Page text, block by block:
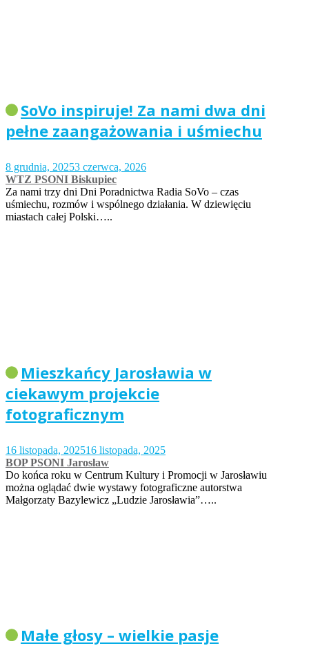
SoVo inspiruje! Za nami dwa dni
pełne zaangażowania i uśmiechu
8 grudnia, 20253 czerwca, 2026
WTZ PSONI Biskupiec
Za nami trzy dni Dni Poradnictwa Radia SoVo – czas
uśmiechu, rozmów i wspólnego działania. W dziewięciu
miastach całej Polski…..
Mieszkańcy Jarosławia w
ciekawym projekcie
fotograficznym
16 listopada, 202516 listopada, 2025
BOP PSONI Jarosław
Do końca roku w Centrum Kultury i Promocji w Jarosławiu
można oglądać dwie wystawy fotograficzne autorstwa
Małgorzaty Bazylewicz „Ludzie Jarosławia”…..
Małe głosy – wielkie pasje